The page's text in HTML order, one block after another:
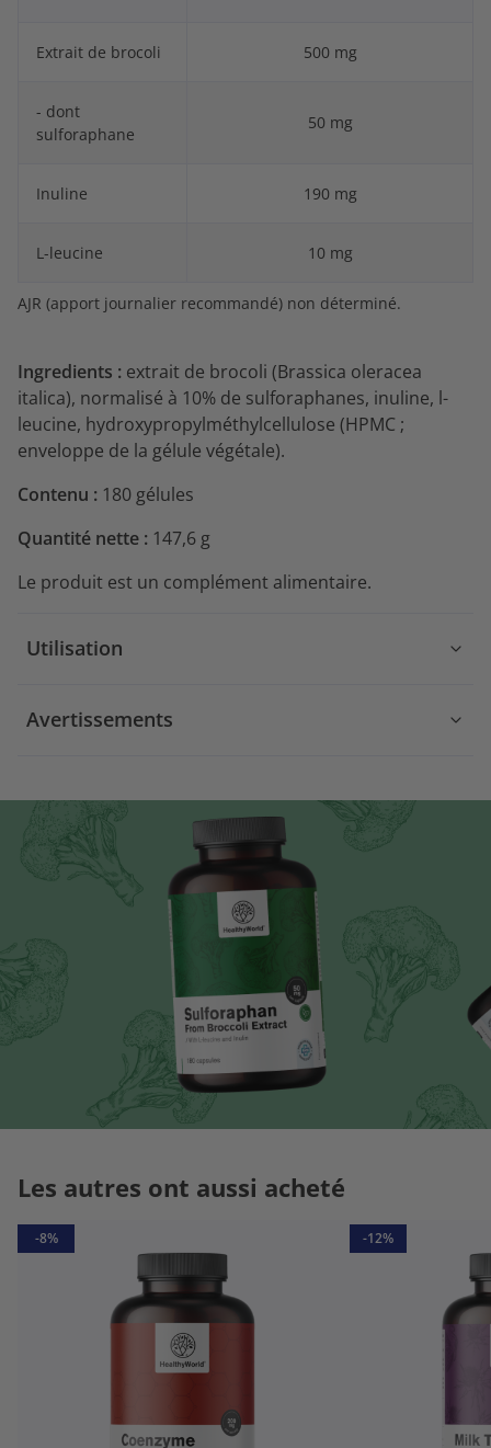
Extrait de brocoli 500 mg
- dont
sulforaphane
50 mg
Inuline 190 mg
L-leucine 10 mg
AJR (apport journalier recommandé) non déterminé.
Ingredients : extrait de brocoli (Brassica oleracea
italica), normalisé à 10% de sulforaphanes, inuline, l-
leucine, hydroxypropylméthylcellulose (HPMC ;
enveloppe de la gélule végétale).
Contenu : 180 gélules
Quantité nette : 147,6 g
Le produit est un complément alimentaire.
Utilisation
Avertissements
Les autres ont aussi acheté
-8% -12%